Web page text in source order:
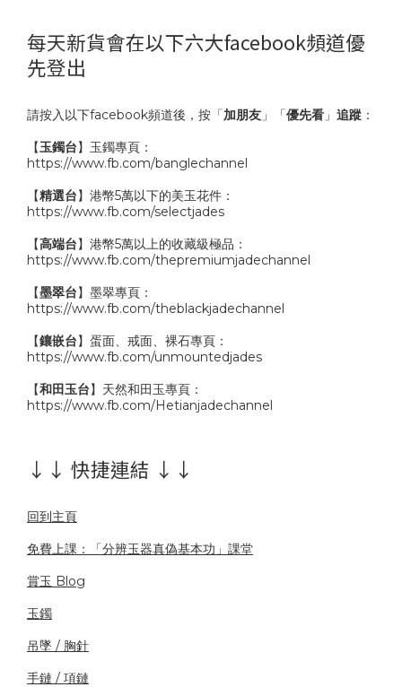
每天新貨會在以下六大facebook頻道優
先登出
請按入以下facebook頻道後，按「加朋友 」「優先看 」 追蹤 ：
【玉鐲台】玉鐲專頁：
https://www.fb.com/banglechannel
【精選台】港幣5萬以下的美玉花件：
https://www.fb.com/selectjades
【高端台】港幣5萬以上的收藏級極品：
https://www.fb.com/thepremiumjadechannel
【墨翠台】墨翠專頁：
https://www.fb.com/theblackjadechannel
【鑲嵌台】蛋面、戒面、裸石專頁：
https://www.fb.com/unmountedjades
【和田玉台】天然和田玉專頁：
https://www.fb.com/Hetianjadechannel
↓↓ 快捷連結 ↓↓
回到主頁
免費上課：「分辨玉器真偽基本功」課堂
賞玉 Blog
玉鐲
吊墜 / 胸針
手鏈 / 項鏈